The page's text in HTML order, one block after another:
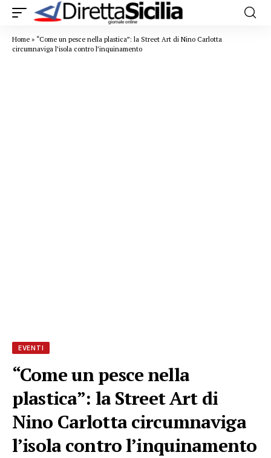
Home » “Come un pesce nella plastica”: la Street Art di Nino Carlotta
circumnaviga l’isola contro l’inquinamento
EVENTI
“Come un pesce nella
plastica”: la Street Art di
Nino Carlotta circumnaviga
l’isola contro l’inquinamento